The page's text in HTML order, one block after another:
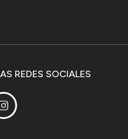
REDES SOCIALES